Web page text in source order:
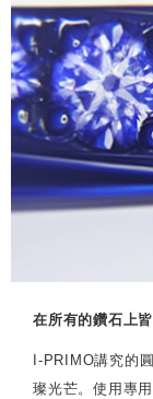
在所有的鑽石上
I-PRIMO講究的
璨光芒。使用專